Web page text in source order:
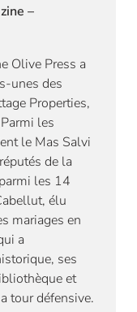
–
Olive Press a
unes des
Properties,
les
le Mas Salvi
de la
les 14
élu
mariages en
a
ses
et
tour défensive.